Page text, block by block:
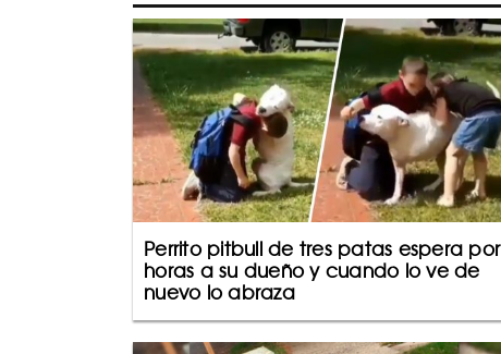
Perrito pitbull de tres patas espera por
horas a su dueño y cuando lo ve de
nuevo lo abraza